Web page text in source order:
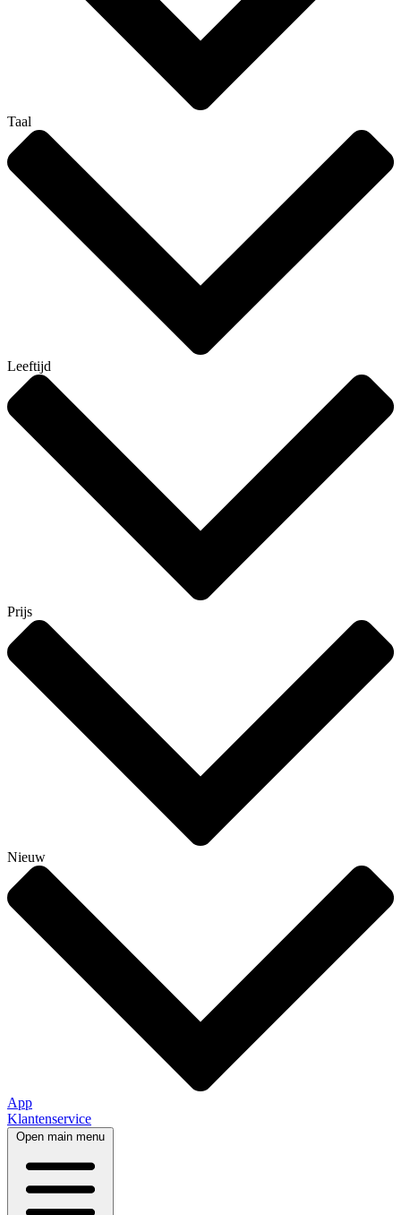
Taal
Leeftijd
Prijs
Nieuw
App
Klantenservice
Open main menu